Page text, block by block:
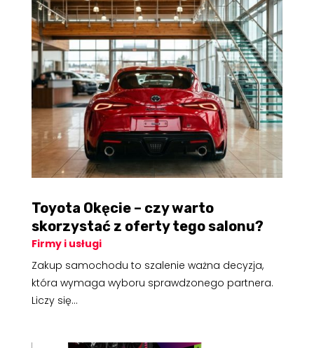
Toyota Okęcie – czy warto
skorzystać z oferty tego salonu?
Firmy i usługi
Zakup samochodu to szalenie ważna decyzja,
która wymaga wyboru sprawdzonego partnera.
Liczy się...